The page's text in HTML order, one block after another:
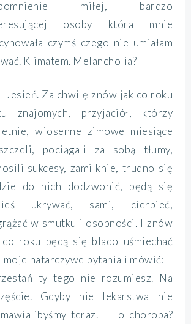
miłej, bardzo
osoby która mnie
czymś czego nie umiałam
Klimatem. Melancholia?
Jesień. Za chwilę znów jak co roku
znajomych, przyjaciół, którzy
wiosenne zimowe miesiące
pociągali za sobą tłumy,
sukcesy, zamilknie, trudno się
do nich dodzwonić, będą się
ukrywać, sami, cierpieć,
w smutku i osobności. I znów
roku będą się blado uśmiechać
moje natarczywe pytania i mówić: –
ty tego nie rozumiesz. Na
Gdyby nie lekarstwa nie
teraz. – To choroba?